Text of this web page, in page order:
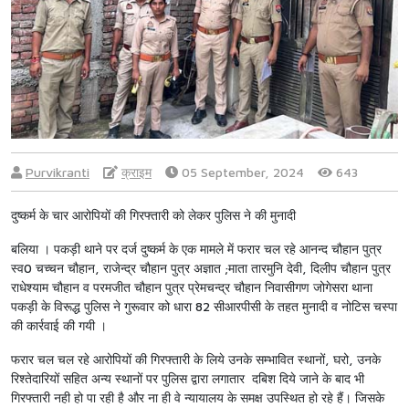
Purvikranti क्राइम 05 September, 2024 643
दुष्कर्म के चार आरोपियों की गिरफ्तारी को लेकर पुलिस ने की मुनादी
बलिया । पकड़ी थाने पर दर्ज दुष्कर्म के एक मामले में फरार चल रहे आनन्द चौहान पुत्र
स्व0 चच्चन चौहान, राजेन्द्र चौहान पुत्र अज्ञात ;माता तारमुनि देवी, दिलीप चौहान पुत्र
राधेश्याम चौहान व परमजीत चौहान पुत्र प्रेमचन्द्र चौहान निवासीगण जोगेसरा थाना
पकड़ी के विरूद्ध पुलिस ने गुरूवार को धारा 82 सीआरपीसी के तहत मुनादी व नोटिस चस्पा
की कार्रवाई की गयी ।
फरार चल चल रहे आरोपियों की गिरफ्तारी के लिये उनके सम्भावित स्थानों, घरो, उनके
रिश्तेदारियों सहित अन्य स्थानों पर पुलिस द्वारा लगातार दबिश दिये जाने के बाद भी
गिरफ्तारी नही हो पा रही है और ना ही वे न्यायालय के समक्ष उपस्थित हो रहे हैं। जिसके